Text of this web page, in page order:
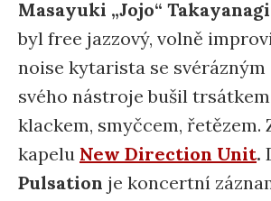
Masayuki „Jojo“ Takayanagi
byl free jazzový, volně
noise kytarista se svérázným
svého nástroje bušil
klackem, smyčcem, řetězem.
kapelu New Direction Unit.
Pulsation je koncertní